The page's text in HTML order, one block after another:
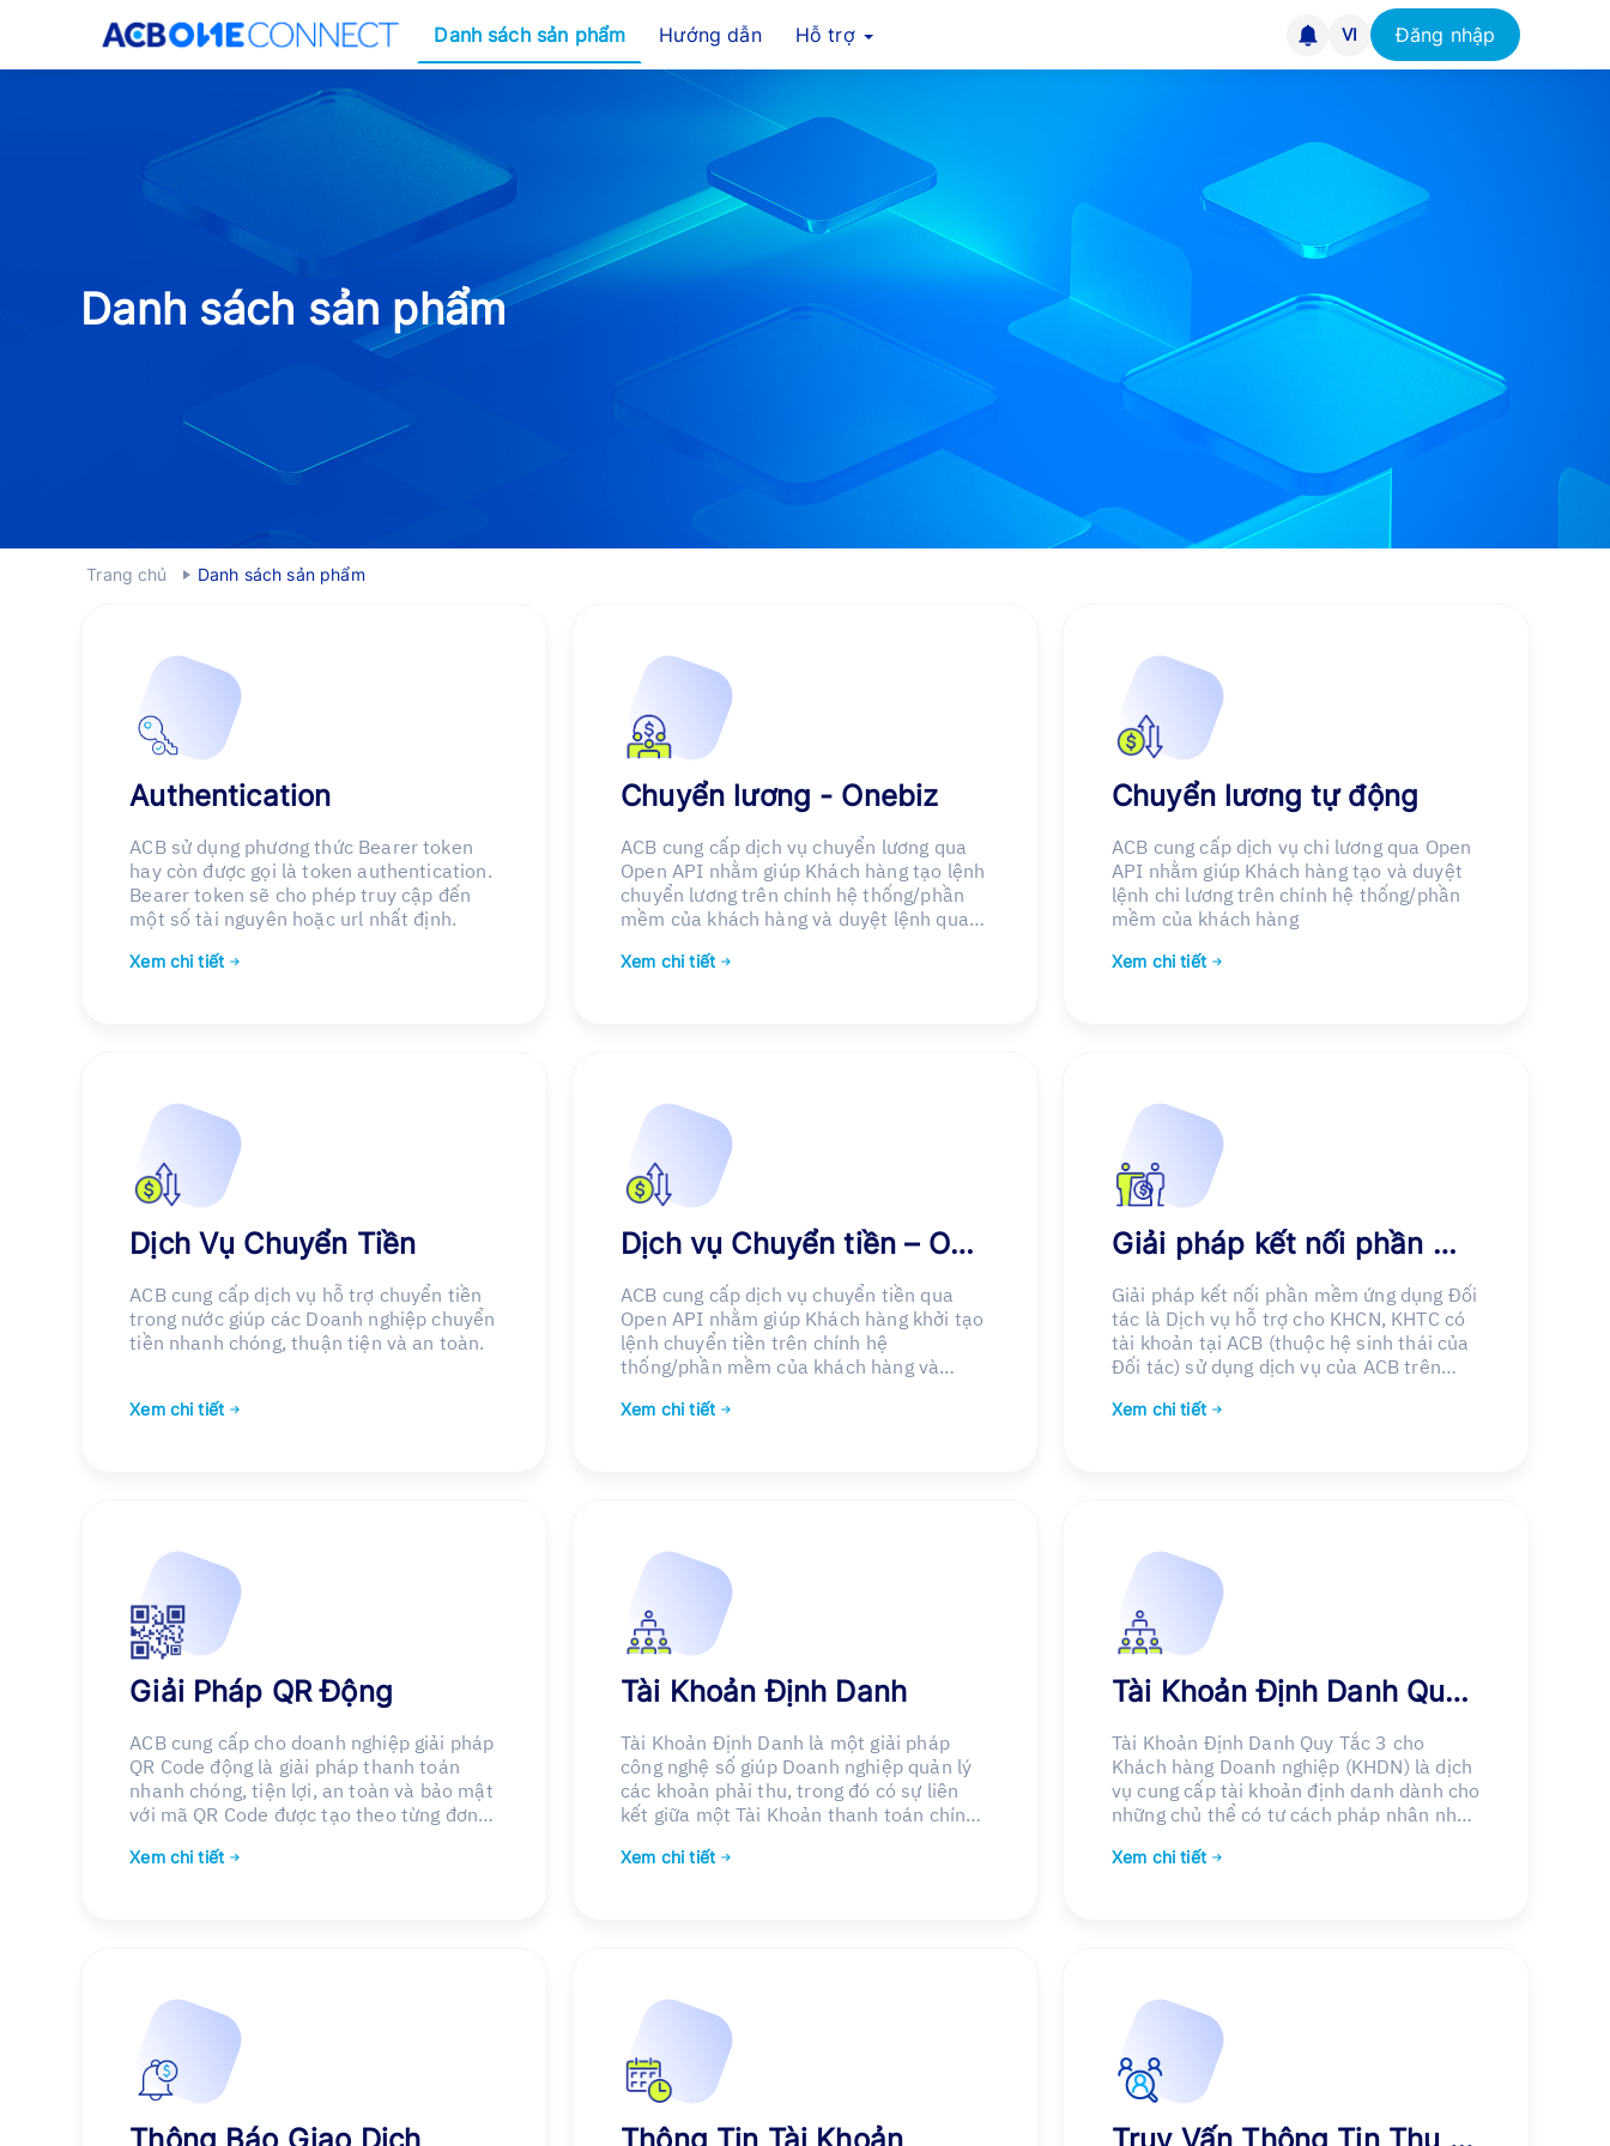
Main
navigation
Danh sách sản phẩm Hướng dẫn Hỗ trợ VI Đăng nhập
Danh sách sản phẩm
Trang chủ Danh sách sản phẩm
Authentication
ACB sử dụng phương thức Bearer token
hay còn được gọi là token authentication.
Bearer token sẽ cho phép truy cập đến
một số tài nguyên hoặc url nhất định.
Xem chi tiết
Chuyển lương - Onebiz
ACB cung cấp dịch vụ chuyển lương qua
Open API nhằm giúp Khách hàng tạo lệnh
chuyển lương trên chính hệ thống/phần
mềm của khách hàng và duyệt lệnh qua
Xem chi tiết
Chuyển lương tự động
ACB cung cấp dịch vụ chi lương qua Open
API nhằm giúp Khách hàng tạo và duyệt
lệnh chi lương trên chính hệ thống/phần
mềm của khách hàng
Xem chi tiết
Dịch Vụ Chuyển Tiền
ACB cung cấp dịch vụ hỗ trợ chuyển tiền
trong nước giúp các Doanh nghiệp chuyển
tiền nhanh chóng, thuận tiện và an toàn.
Xem chi tiết
Dịch vụ Chuyển tiền – Onebiz
ACB cung cấp dịch vụ chuyển tiền qua
Open API nhằm giúp Khách hàng khởi tạo
lệnh chuyển tiền trên chính hệ
thống/phần mềm của khách hàng và
Xem chi tiết
Giải pháp kết nối phần mềm ứng dụng Đối tác
Giải pháp kết nối phần mềm ứng dụng Đối
tác là Dịch vụ hỗ trợ cho KHCN, KHTC có
tài khoản tại ACB (thuộc hệ sinh thái của
Đối tác) sử dụng dịch vụ của ACB trên
qua API của ACB.
Xem chi tiết
Giải Pháp QR Động
ACB cung cấp cho doanh nghiệp giải pháp
QR Code động là giải pháp thanh toán
nhanh chóng, tiện lợi, an toàn và bảo mật
với mã QR Code được tạo theo từng đơn
thông tin tài khoản thụ hưởng của doanh
Xem chi tiết
Tài Khoản Định Danh
Tài Khoản Định Danh là một giải pháp
công nghệ số giúp Doanh nghiệp quản lý
các khoản phải thu, trong đó có sự liên
kết giữa một Tài Khoản thanh toán chính
Khoản Định Danh.
Xem chi tiết
Tài Khoản Định Danh Quy Tắc 3
Tài Khoản Định Danh Quy Tắc 3 cho
Khách hàng Doanh nghiệp (KHDN) là dịch
vụ cung cấp tài khoản định danh dành cho
những chủ thể có tư cách pháp nhân như
Xem chi tiết